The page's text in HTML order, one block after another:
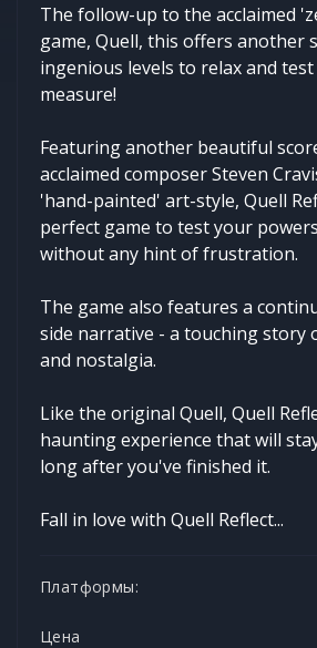
The follow-up to the acclaimed
game, Quell, this offers another
ingenious levels to relax and
measure!
Featuring another beautiful
acclaimed composer Steven
'hand-painted' art-style, Quell
perfect game to test your
without any hint of frustration.
The game also features a
side narrative - a touching story
and nostalgia.
Like the original Quell, Quell
haunting experience that will
long after you've finished it.
Fall in love with Quell Reflect...
Платформы:
Цена